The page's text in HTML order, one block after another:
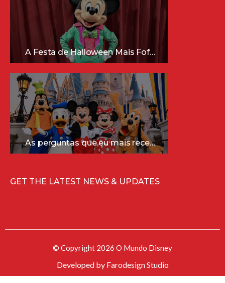
A Festa de Halloween Mais Fofa da Disney Está Chegando!
As perguntas que eu mais recebo sobre a Disney (e as respostas mais sinceras!)
GET THE LATEST NEWS & UPDATES
© Copyright 2026 O Mundo Disney
Developed by Farodesign Studio